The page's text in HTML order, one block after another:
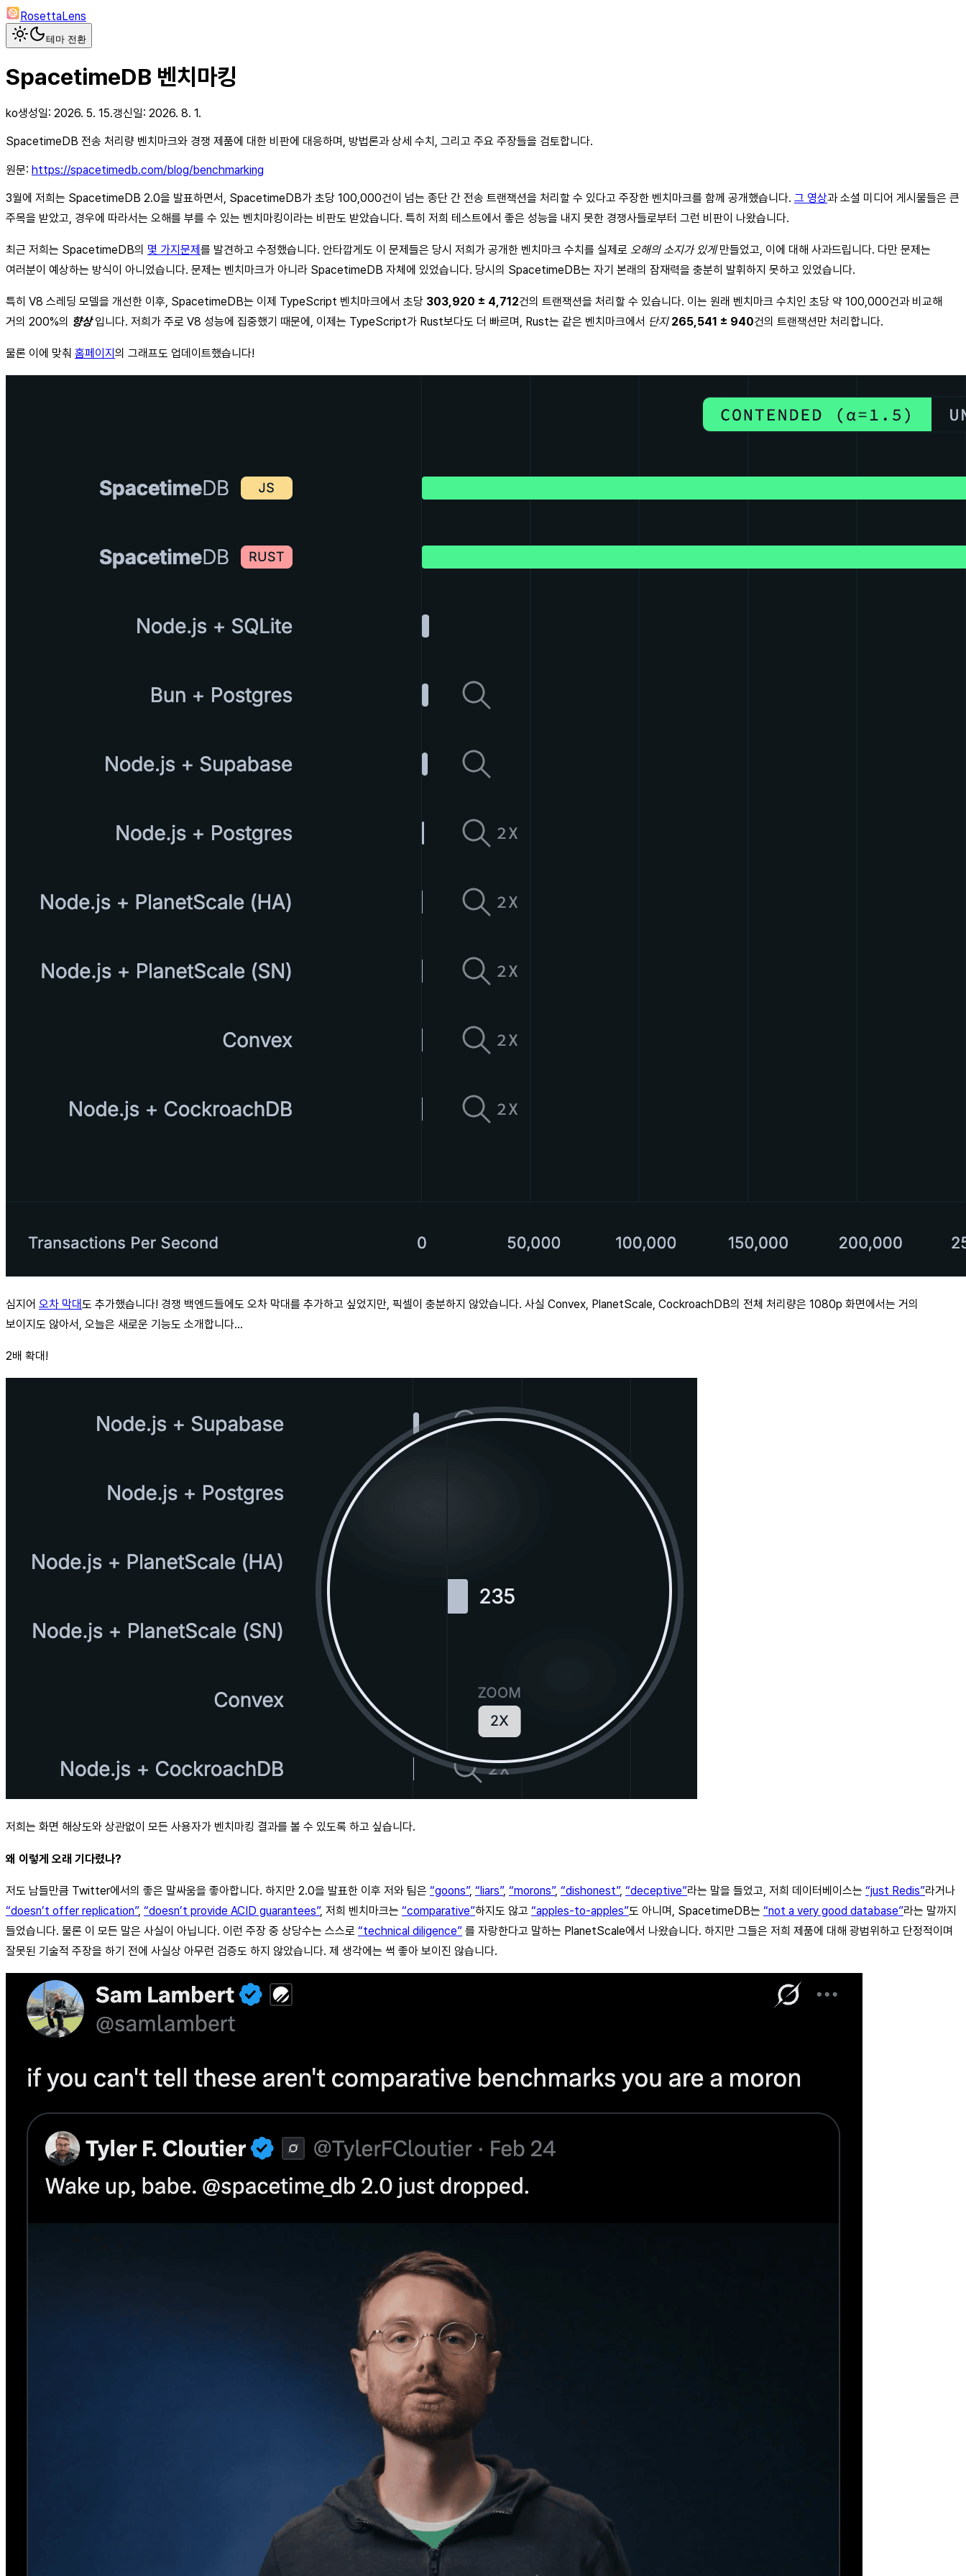
RosettaLens
테마 전환
SpacetimeDB 벤치마킹
ko생성일: 2026. 5. 15.갱신일: 2026. 8. 1.
SpacetimeDB 전송 처리량 벤치마크와 경쟁 제품에 대한 비판에 대응하며, 방법론과 상세 수치, 그리고 주요 주장들을 검토합니다.
원문: https://spacetimedb.com/blog/benchmarking
3월에 저희는 SpacetimeDB 2.0을 발표하면서, SpacetimeDB가 초당 100,000건이 넘는 종단 간 전송 트랜잭션을 처리할 수 있다고 주장한 벤치마크를 함께 공개했습니다. 그 영상과 소셜 미디어 게시물들은 큰
주목을 받았고, 경우에 따라서는 오해를 부를 수 있는 벤치마킹이라는 비판도 받았습니다. 특히 저희 테스트에서 좋은 성능을 내지 못한 경쟁사들로부터 그런 비판이 나왔습니다.
최근 저희는 SpacetimeDB의 몇 가지문제를 발견하고 수정했습니다. 안타깝게도 이 문제들은 당시 저희가 공개한 벤치마크 수치를 실제로 오해의 소지가 있게만들었고, 이에 대해 사과드립니다. 다만 문제는
여러분이 예상하는 방식이 아니었습니다. 문제는 벤치마크가 아니라 SpacetimeDB 자체에 있었습니다. 당시의 SpacetimeDB는 자기 본래의 잠재력을 충분히 발휘하지 못하고 있었습니다.
특히 V8 스레딩 모델을 개선한 이후, SpacetimeDB는 이제 TypeScript 벤치마크에서 초당 303,920 ± 4,712건의 트랜잭션을 처리할 수 있습니다. 이는 원래 벤치마크 수치인 초당 약 100,000건과 비교해
거의 200%의 향상입니다. 저희가 주로 V8 성능에 집중했기 때문에, 이제는 TypeScript가 Rust보다도 더 빠르며, Rust는 같은 벤치마크에서 단지 265,541 ± 940건의 트랜잭션만 처리합니다.
물론 이에 맞춰 홈페이지의 그래프도 업데이트했습니다!
심지어 오차 막대도 추가했습니다! 경쟁 백엔드들에도 오차 막대를 추가하고 싶었지만, 픽셀이 충분하지 않았습니다. 사실 Convex, PlanetScale, CockroachDB의 전체 처리량은 1080p 화면에서는 거의
보이지도 않아서, 오늘은 새로운 기능도 소개합니다…
2배 확대!
저희는 화면 해상도와 상관없이 모든 사용자가 벤치마킹 결과를 볼 수 있도록 하고 싶습니다.
왜 이렇게 오래 기다렸나?
저도 남들만큼 Twitter에서의 좋은 말싸움을 좋아합니다. 하지만 2.0을 발표한 이후 저와 팀은 “goons”, “liars”, “morons”, “dishonest”, “deceptive”라는 말을 들었고, 저희 데이터베이스는 “just Redis”라거나
“doesn’t offer replication”, “doesn’t provide ACID guarantees”, 저희 벤치마크는 “comparative”하지도 않고 “apples-to-apples”도 아니며, SpacetimeDB는 “not a very good database”라는 말까지
들었습니다. 물론 이 모든 말은 사실이 아닙니다. 이런 주장 중 상당수는 스스로 “technical diligence” 를 자랑한다고 말하는 PlanetScale에서 나왔습니다. 하지만 그들은 저희 제품에 대해 광범위하고 단정적이며
잘못된 기술적 주장을 하기 전에 사실상 아무런 검증도 하지 않았습니다. 제 생각에는 썩 좋아 보이진 않습니다.